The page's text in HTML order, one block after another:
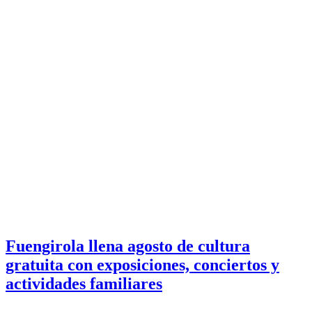
Fuengirola llena agosto de cultura
gratuita con exposiciones, conciertos y
actividades familiares